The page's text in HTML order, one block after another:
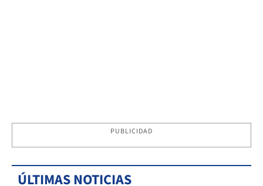
PUBLICIDAD
ÚLTIMAS NOTICIAS